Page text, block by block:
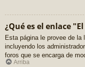
¿Qué es el enlace
Esta página le provee de
incluyendo los
foros que se encarga de
Arriba